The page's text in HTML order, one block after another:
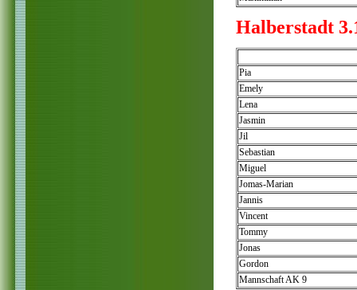
Halberstadt
Pia
Emely
Lena
Jasmin
Jil
Sebastian
Miguel
Jomas-Marian
Jannis
Vincent
Tommy
Jonas
Gordon
Mannschaft AK 9